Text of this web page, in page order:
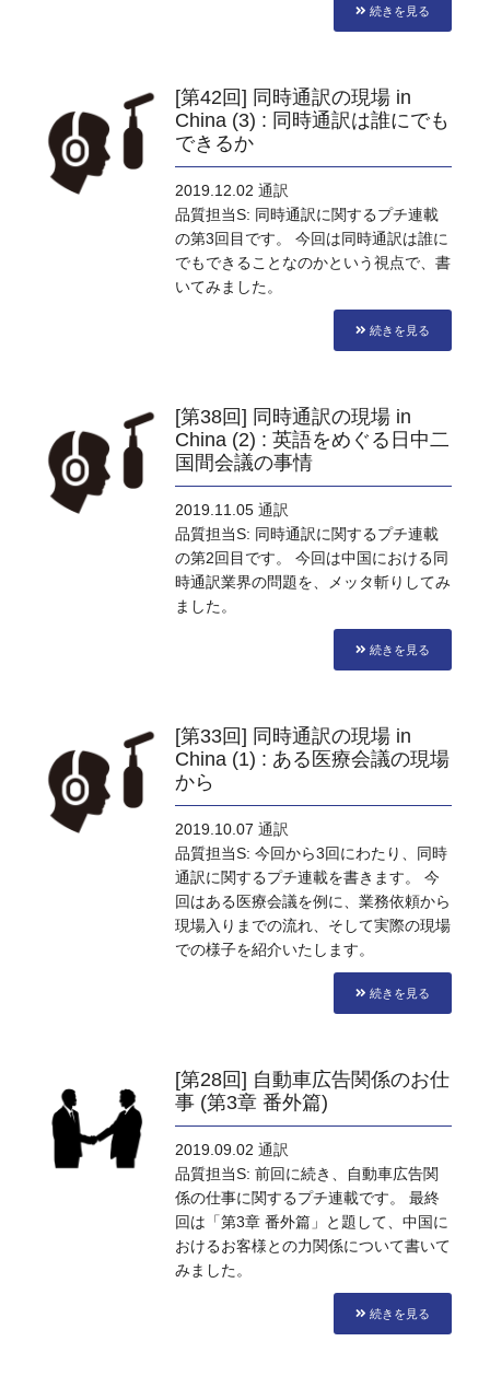
続きを見る
[第42回] 同時通訳の現場 in
China (3) : 同時通訳は誰にでも
できるか
2019.12.02 通訳
品質担当S: 同時通訳に関するプチ連載
の第3回目です。 今回は同時通訳は誰に
でもできることなのかという視点で、書
いてみました。
続きを見る
[第38回] 同時通訳の現場 in
China (2) : 英語をめぐる日中二
国間会議の事情
2019.11.05 通訳
品質担当S: 同時通訳に関するプチ連載
の第2回目です。 今回は中国における同
時通訳業界の問題を、メッタ斬りしてみ
ました。
続きを見る
[第33回] 同時通訳の現場 in
China (1) : ある医療会議の現場
から
2019.10.07 通訳
品質担当S: 今回から3回にわたり、同時
通訳に関するプチ連載を書きます。 今
回はある医療会議を例に、業務依頼から
現場入りまでの流れ、そして実際の現場
での様子を紹介いたします。
続きを見る
[第28回] 自動車広告関係のお仕
事 (第3章 番外篇)
2019.09.02 通訳
品質担当S: 前回に続き、自動車広告関
係の仕事に関するプチ連載です。 最終
回は「第3章 番外篇」と題して、中国に
おけるお客様との力関係について書いて
みました。
続きを見る